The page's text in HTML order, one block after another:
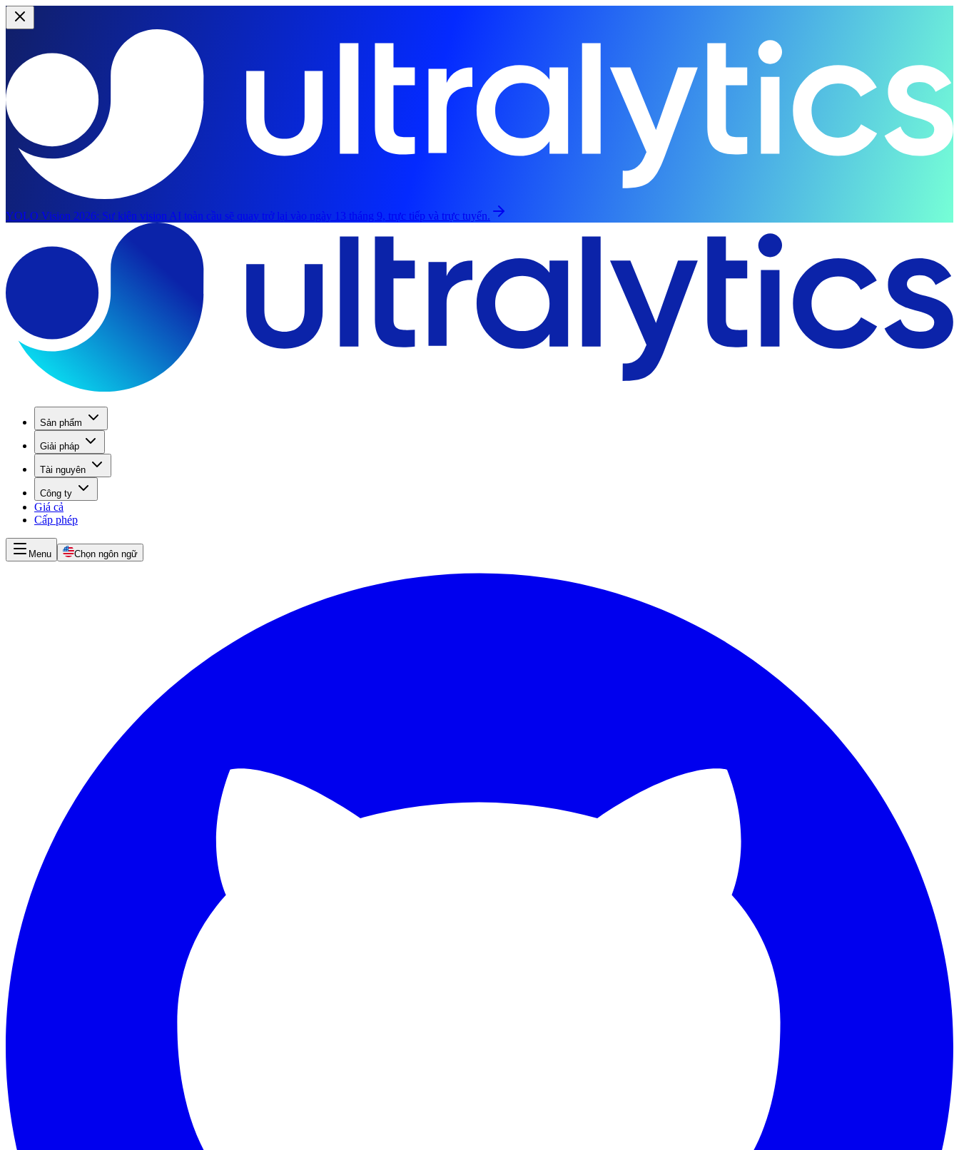
YOLO Vision 2026: Sự kiện vision AI toàn cầu sẽ quay trở lại vào ngày 13 tháng 9, trực tiếp và trực tuyến.
Sản phẩm
Giải pháp
Tài nguyên
Công ty
Giá cả
Cấp phép
Menu Chọn ngôn ngữ